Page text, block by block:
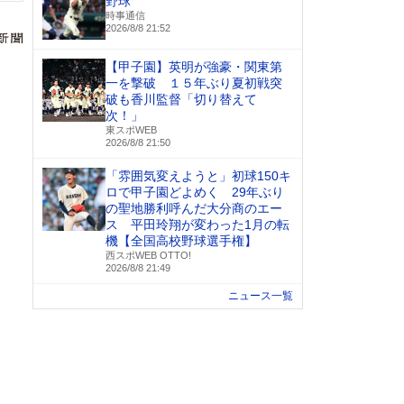
時事通信
2026/8/8 21:52
【甲子園】英明が強豪・関東第
一を撃破 １５年ぶり夏初戦突
破も香川監督「切り替えて
次！」
東スポWEB
2026/8/8 21:50
「雰囲気変えようと」初球150キ
ロで甲子園どよめく 29年ぶり
の聖地勝利呼んだ大分商のエー
ス 平田玲翔が変わった1月の転
機【全国高校野球選手権】
西スポWEB OTTO!
2026/8/8 21:49
ニュース一覧